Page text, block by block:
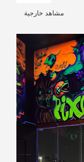
مشاهد خارجية